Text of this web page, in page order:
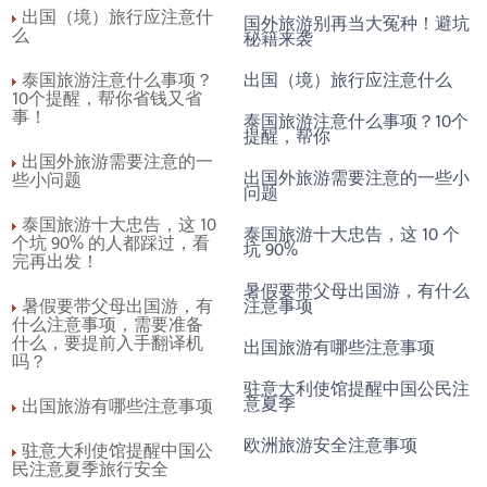
出国（境）旅行应注意什
么
泰国旅游注意什么事项？
10个提醒，帮你省钱又省
事！
出国外旅游需要注意的一
些小问题
泰国旅游十大忠告，这 10
个坑 90% 的人都踩过，看
完再出发！
暑假要带父母出国游，有
什么注意事项，需要准备
什么，要提前入手翻译机
吗？
出国旅游有哪些注意事项
驻意大利使馆提醒中国公
民注意夏季旅行安全
国外旅游别再当大冤种！避坑
秘籍来袭
出国（境）旅行应注意什么
泰国旅游注意什么事项？10个
提醒，帮你
出国外旅游需要注意的一些小
问题
泰国旅游十大忠告，这 10 个
坑 90%
暑假要带父母出国游，有什么
注意事项
出国旅游有哪些注意事项
驻意大利使馆提醒中国公民注
意夏季
欧洲旅游安全注意事项